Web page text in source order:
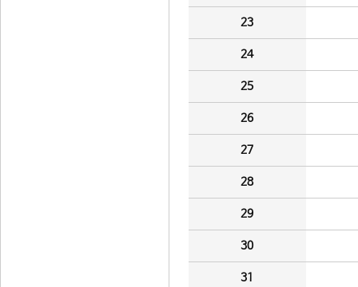
23
24
25
26
27
28
29
30
31